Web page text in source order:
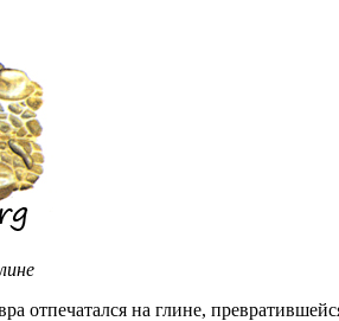
отпечатался на глине,